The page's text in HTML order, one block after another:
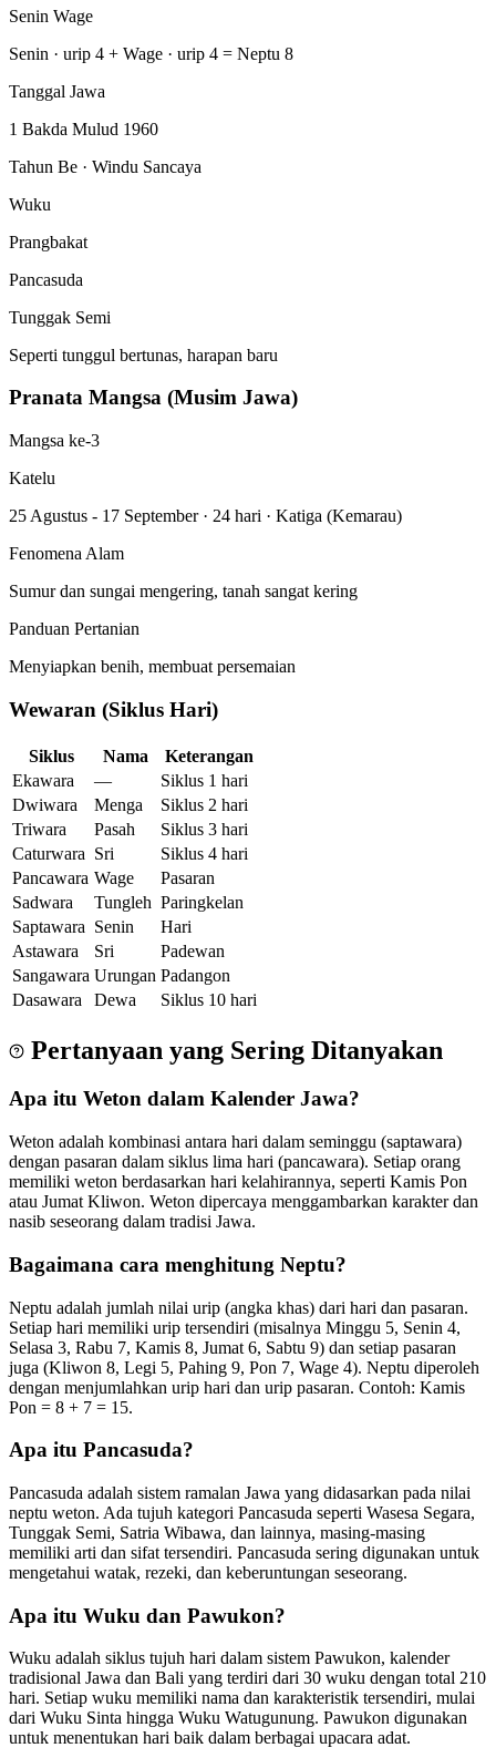
Senin Wage
Senin · urip 4 + Wage · urip 4 = Neptu 8
Tanggal Jawa
1 Bakda Mulud 1960
Tahun Be · Windu Sancaya
Wuku
Prangbakat
Pancasuda
Tunggak Semi
Seperti tunggul bertunas, harapan baru
Pranata Mangsa (Musim Jawa)
Mangsa ke-3
Katelu
25 Agustus - 17 September · 24 hari · Katiga (Kemarau)
Fenomena Alam
Sumur dan sungai mengering, tanah sangat kering
Panduan Pertanian
Menyiapkan benih, membuat persemaian
Wewaran (Siklus Hari)
Siklus Nama
Keterangan
Ekawara
—
Siklus 1 hari
Dwiwara
Menga
Siklus 2 hari
Triwara
Pasah
Siklus 3 hari
Caturwara Sri
Siklus 4 hari
Pancawara Wage
Pasaran
Sadwara
Tungleh Paringkelan
Saptawara Senin
Hari
Astawara
Sri
Padewan
Sangawara Urungan Padangon
Dasawara
Dewa Siklus 10 hari
Pertanyaan yang Sering Ditanyakan
Apa itu Weton dalam Kalender Jawa?
Weton adalah kombinasi antara hari dalam seminggu (saptawara)
dengan pasaran dalam siklus lima hari (pancawara). Setiap orang
memiliki weton berdasarkan hari kelahirannya, seperti Kamis Pon
atau Jumat Kliwon. Weton dipercaya menggambarkan karakter dan
nasib seseorang dalam tradisi Jawa.
Bagaimana cara menghitung Neptu?
Neptu adalah jumlah nilai urip (angka khas) dari hari dan pasaran.
Setiap hari memiliki urip tersendiri (misalnya Minggu 5, Senin 4,
Selasa 3, Rabu 7, Kamis 8, Jumat 6, Sabtu 9) dan setiap pasaran
juga (Kliwon 8, Legi 5, Pahing 9, Pon 7, Wage 4). Neptu diperoleh
dengan menjumlahkan urip hari dan urip pasaran. Contoh: Kamis
Pon = 8 + 7 = 15.
Apa itu Pancasuda?
Pancasuda adalah sistem ramalan Jawa yang didasarkan pada nilai
neptu weton. Ada tujuh kategori Pancasuda seperti Wasesa Segara,
Tunggak Semi, Satria Wibawa, dan lainnya, masing-masing
memiliki arti dan sifat tersendiri. Pancasuda sering digunakan untuk
mengetahui watak, rezeki, dan keberuntungan seseorang.
Apa itu Wuku dan Pawukon?
Wuku adalah siklus tujuh hari dalam sistem Pawukon, kalender
tradisional Jawa dan Bali yang terdiri dari 30 wuku dengan total 210
hari. Setiap wuku memiliki nama dan karakteristik tersendiri, mulai
dari Wuku Sinta hingga Wuku Watugunung. Pawukon digunakan
untuk menentukan hari baik dalam berbagai upacara adat.